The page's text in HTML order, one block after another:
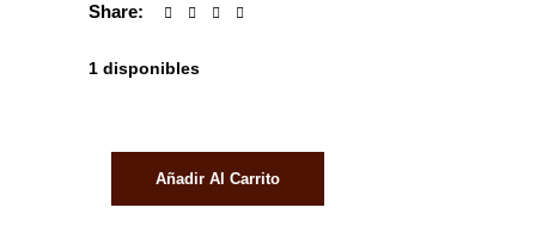
Share:
1 disponibles
Añadir Al Carrito